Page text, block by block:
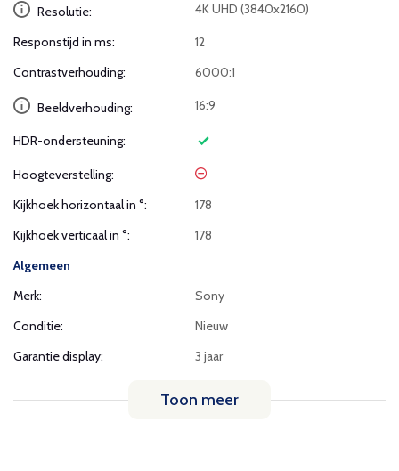
Resolutie: 4K UHD (3840x2160)
Responstijd in ms:
12
Contrastverhouding:
6000:1
Beeldverhouding: 16:9
HDR-ondersteuning:
Hoogteverstelling:
Kijkhoek horizontaal in °:
178
Kijkhoek verticaal in °:
178
Algemeen
Merk:
Sony
Conditie:
Nieuw
Garantie display:
3 jaar
Toon meer